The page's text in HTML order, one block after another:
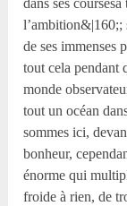
dans ses
l’ambition&|160;;
de ses immenses
tout cela pendant
monde
tout un océan
sommes ici,
bonheur,
énorme qui
froide à rien, de